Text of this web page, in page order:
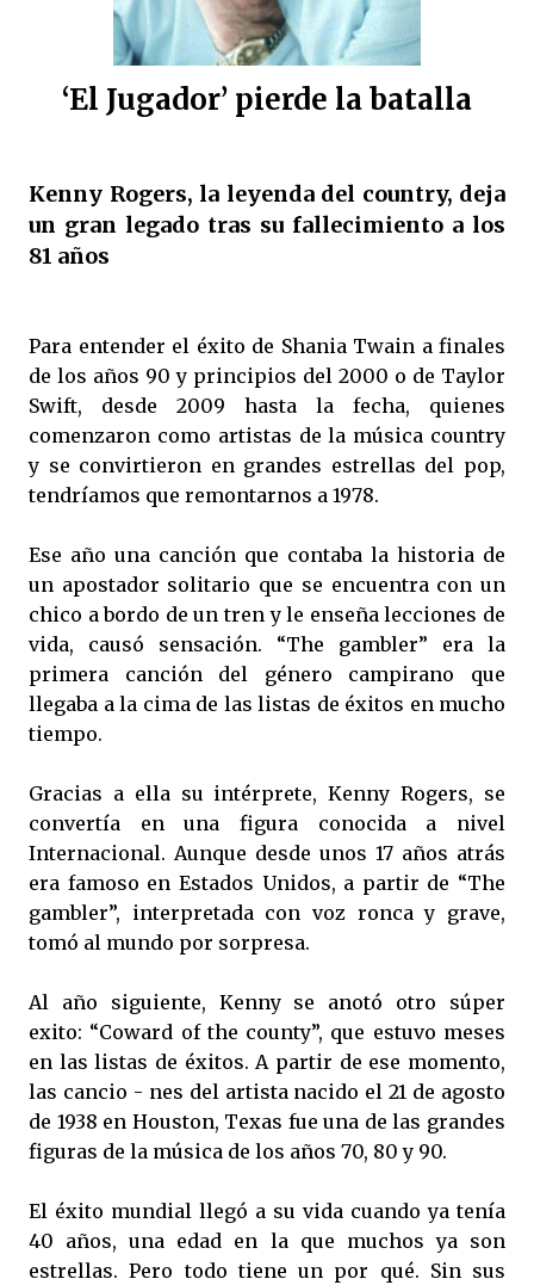
‘El Jugador’ pierde la batalla
Kenny Rogers, la leyenda del country, deja
un gran legado tras su fallecimiento a los
81 años
Para entender el éxito de Shania Twain a finales
de los años 90 y principios del 2000 o de Taylor
Swift, desde 2009 hasta la fecha, quienes
comenzaron como artistas de la música country
y se convirtieron en grandes estrellas del pop,
tendríamos que remontarnos a 1978.
Ese año una canción que contaba la historia de
un apostador solitario que se encuentra con un
chico a bordo de un tren y le enseña lecciones de
vida, causó sensación. “The gambler” era la
primera canción del género campirano que
llegaba a la cima de las listas de éxitos en mucho
tiempo.
Gracias a ella su intérprete, Kenny Rogers, se
convertía en una figura conocida a nivel
Internacional. Aunque desde unos 17 años atrás
era famoso en Estados Unidos, a partir de “The
gambler”, interpretada con voz ronca y grave,
tomó al mundo por sorpresa.
Al año siguiente, Kenny se anotó otro súper
exito: “Coward of the county”, que estuvo meses
en las listas de éxitos. A partir de ese momento,
las cancio - nes del artista nacido el 21 de agosto
de 1938 en Houston, Texas fue una de las grandes
figuras de la música de los años 70, 80 y 90.
El éxito mundial llegó a su vida cuando ya tenía
40 años, una edad en la que muchos ya son
estrellas. Pero todo tiene un por qué. Sin sus